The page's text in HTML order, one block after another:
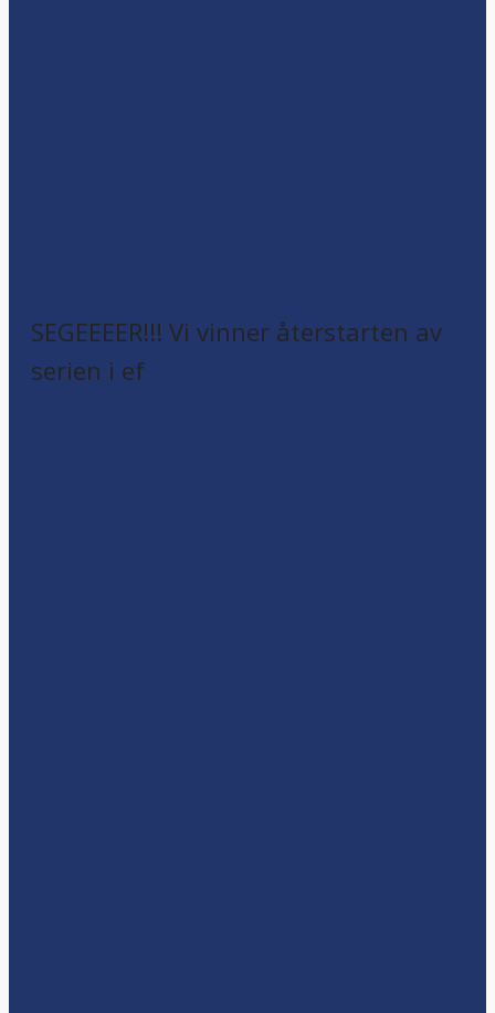
SEGEEEER!!! Vi vinner återstarten av
serien i ef